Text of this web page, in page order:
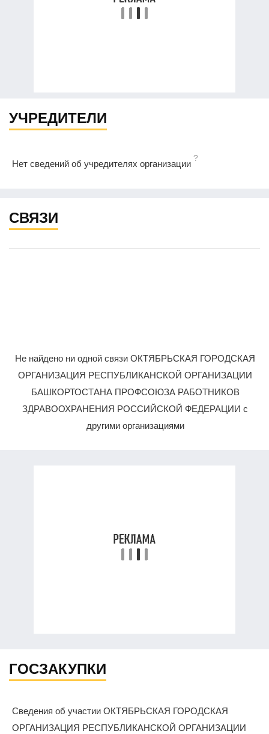
УЧРЕДИТЕЛИ
Нет сведений об учредителях организации
?
СВЯЗИ
Не найдено ни одной связи ОКТЯБРЬСКАЯ ГОРОДСКАЯ
ОРГАНИЗАЦИЯ РЕСПУБЛИКАНСКОЙ ОРГАНИЗАЦИИ
БАШКОРТОСТАНА ПРОФСОЮЗА РАБОТНИКОВ
ЗДРАВООХРАНЕНИЯ РОССИЙСКОЙ ФЕДЕРАЦИИ с
другими организациями
ГОСЗАКУПКИ
Сведения об участии ОКТЯБРЬСКАЯ ГОРОДСКАЯ
ОРГАНИЗАЦИЯ РЕСПУБЛИКАНСКОЙ ОРГАНИЗАЦИИ